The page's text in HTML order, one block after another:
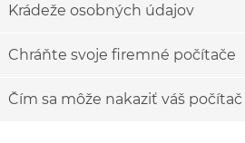
Krádeže osobných údajov
Chráňte svoje firemné počítače
Čím sa môže nakaziť váš počítač